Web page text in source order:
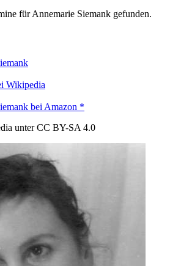
für Annemarie Siemank gefunden.
Wikipedia
bei Amazon *
unter CC BY-SA 4.0